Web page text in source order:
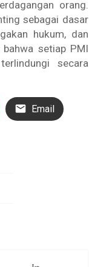
orang.
sebagai dasar
hukum, dan
setiap PMI
secara
Email